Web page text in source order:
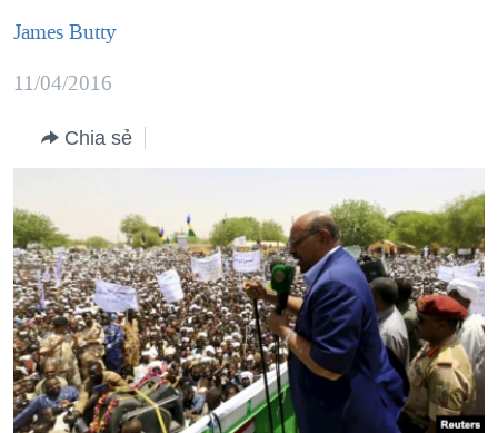
dung
chính
hướng
chính
Đi
tới
"Tìm"
BIỂN ĐÔNG
DIỄN ĐÀN
TỰ DO BÁO CHÍ
VẠCH TRẦN TIN GIẢ
NGƯỜI VIỆT HẢI NGOẠI
ĐỜI SỐNG
KINH TẾ
KHOA HỌC
CHUYÊN ĐỀ
CHIẾN TRANH THƯƠNG MẠI CỦA MỸ: QUÁ KHỨ VÀ HIỆN
TẠI
HÀNH TRÌNH BẦU CỬ 2024
MỘT NĂM CHIẾN TRANH TẠI DẢI GAZA
GIẢI MÃ VÀNH ĐAI & CON ĐƯỜNG
HỌC TIẾNG ANH
VIDEO
NGHE
MẠNG XÃ HỘI
James Butty
11/04/2016
Chia sẻ